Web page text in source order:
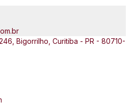
Bigorrilho, Curitiba - PR - 80710-